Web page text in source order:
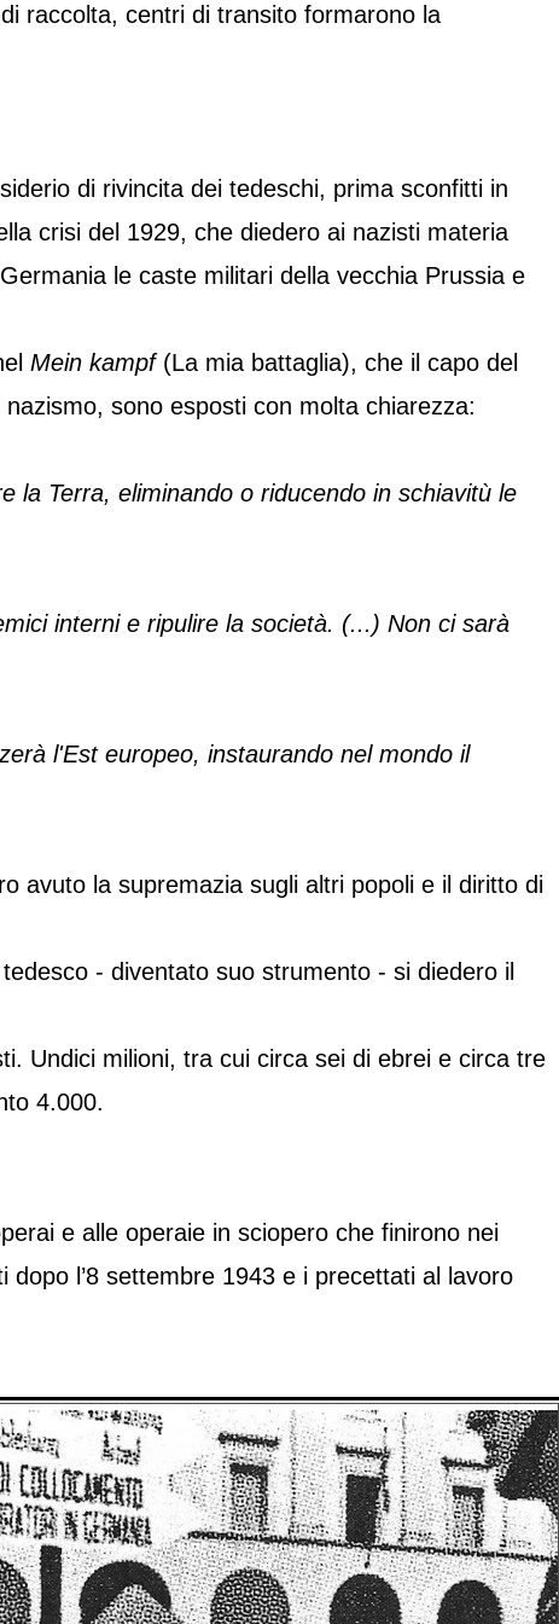
raccolta, centri di transito formarono la
di rivincita dei tedeschi, prima sconfitti in
crisi del 1929, che diedero ai nazisti materia
le caste militari della vecchia Prussia e
Mein kampf(La mia battaglia), che il capo del
sono esposti con molta chiarezza:
la Terra, eliminando o riducendo in schiavitù le
interni e ripulire la società. (...) Non ci sarà
l'Est europeo, instaurando nel mondo il
avuto la supremazia sugli altri popoli e il diritto di
- diventato suo strumento - si diedero il
Undici milioni, tra cui circa sei di ebrei e circa tre
4.000.
e alle operaie in sciopero che finirono nei
l’8 settembre 1943 e i precettati al lavoro